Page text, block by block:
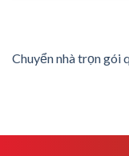
Chuyển nhà trọn gói